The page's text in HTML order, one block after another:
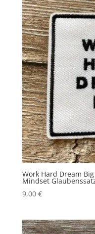
Work Hard Dream
Mindset
9,00 €